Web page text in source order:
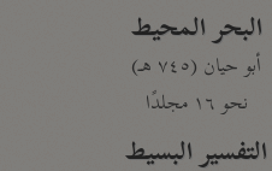
البحر المحيط
أبو حيان (٧٤٥ هـ)
نحو ١٦ مجلدًا
التفسير البسيط